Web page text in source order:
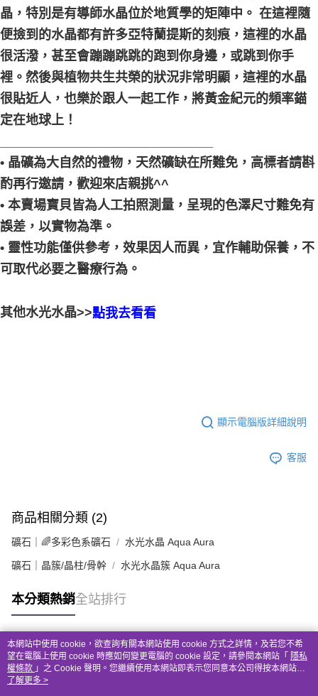
晶，特別是有導師水晶位於地質學的矩陣中。 在這裡隨
便撿到的水晶都有許多亞特蘭提斯的刻痕，這裡的水晶
很活潑，甚至會蹦蹦跳跳的跑到你身邊，或跳到你手
裡。然後與植物共生共榮的狀況非常明顯，這裡的水晶
很貼近人，也樂於跟人一起工作，將黃金紀元的頻率錨
定在地球上！
• 晶礦為大自然的禮物，天然礦缺在所難免，高標者請斟
酌再行邀請，歡迎來店親挑^^
• 本賣場寶貝皆為人工拍照測量，呈現的色澤尺寸難免有
誤差，以實物為準。
• 靈性功能僅供參考，效果因人而異，宜作輔助保養，不
可取代必要之醫療行為。
其他水光水晶>>點我去看看
顯示電腦版詳細說明
客服
商品相關分類 (2)
礦石｜🌈多彩色系礦石 水光水晶 Aqua Aura
礦石｜晶簇/晶柱/骨幹 水光水晶簇 Aqua Aura
本分類熱銷全站排行
熱門標籤
本網站中使用 cookie，欲查詢有關本網站使用 cookie 方式之詳情，及若您不希
望在電腦上使用 cookie 時應如何變更電腦的 cookie 設定，請參閱本網站「 隱私
權條款 」之 Cookie 聲明。您繼續使用本網站即表示您同意本公司得按本網站使
用條款之 Cookie 聲明使用 cookie。
了解更多 >